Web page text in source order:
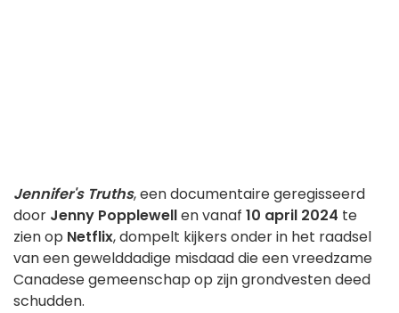
Jennifer's Truths, een documentaire geregisseerd
door Jenny Popplewellen vanaf 10 april 2024 te
zien op Netflix, dompelt kijkers onder in het raadsel
van een gewelddadige misdaad die een vreedzame
Canadese gemeenschap op zijn grondvesten deed
schudden.